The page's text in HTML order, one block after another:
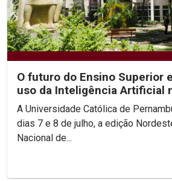
O futuro do Ensino Superior
uso da Inteligência Artificial
acadêmico...
A Universidade Católica de
dias 7 e 8 de julho, a edição
Nacional de...